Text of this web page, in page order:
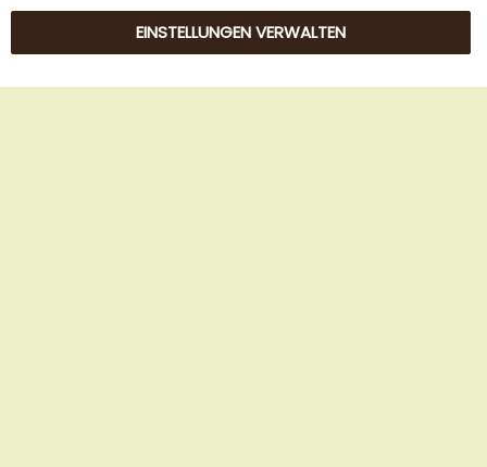
© 2025 Beans Kaffeehandel OG. Alle Rechte vorbehalten.
EINSTELLUNGEN VERWALTEN